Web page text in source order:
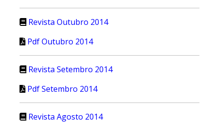
Revista Outubro 2014
Pdf Outubro 2014
Revista Setembro 2014
Pdf Setembro 2014
Revista Agosto 2014